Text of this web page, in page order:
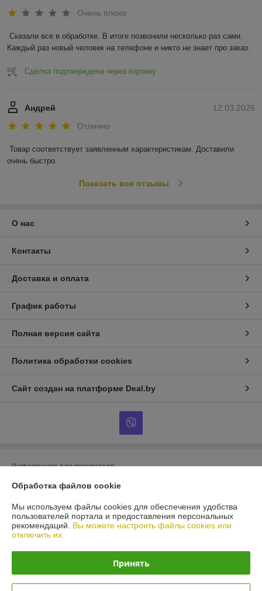
Очень плохо
Сказали все в обработке. В итоге позвонили несколько раз сами.
Каждый раз новый человек на телефоне и никто не знает про заказ.
Сделка подтверждена через корзину
12.03.2026
Андрей
Отлично
Товар соответствует заявленным характеристикам. Доставили
очень быстро.
Показать все отзывы
О нас
Контакты
Доставка и оплата
График работы
Полная версия сайта
Политика обработки cookies
Сайт создан на платформе Deal.by
Информация для покупателя
Юридическое лицо:ООО «БигВал»
Регистрационный номер ЕГР: 193084737
УНП: 193084737
Регистрационный орган: Минский горисполком
Дата регистрации компании: 28.05.2018
Ссылка на свидетельство/лицензию
Обработка файлов cookie
Мы используем файлы cookies для обеспечения удобства
пользователей портала и предоставления персональных
рекомендаций. Вы можете настроить файлы cookies или
отключить их.
Принять